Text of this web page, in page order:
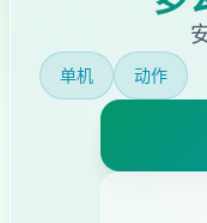
单机 动作